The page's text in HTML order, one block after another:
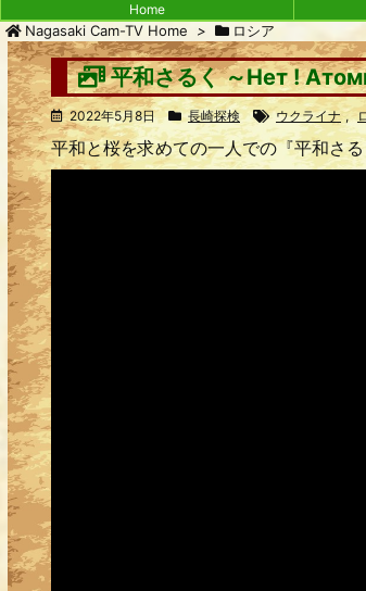
Home
Nagasaki Cam-TV Home > ロシア
平和さるく ～Hет !
2022年5月8日 長崎探検 ウクライナ ,
平和と桜を求めての一人での『平和